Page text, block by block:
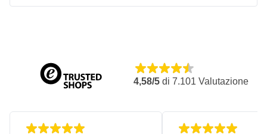
4,58/5 di 7.101 Valutazione